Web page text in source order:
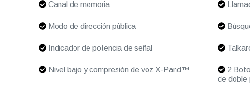
Canal de memoria
Modo de dirección pública
Indicador de potencia de señal
Nivel bajo y compresión de voz X-Pand™
2
de doble